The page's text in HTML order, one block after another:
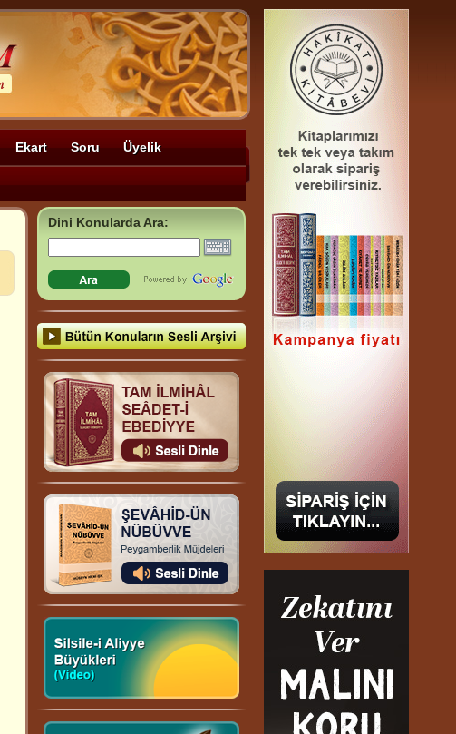
Ekart Soru Üyelik
Dini Konularda Ara: